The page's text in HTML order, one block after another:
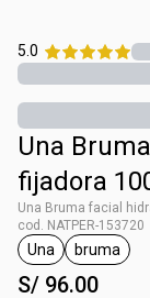
5.0
Una
fijadora
Una Bruma facial
cod. NATPER-153720
etiqueta Una
Una bruma
S/ 96.00